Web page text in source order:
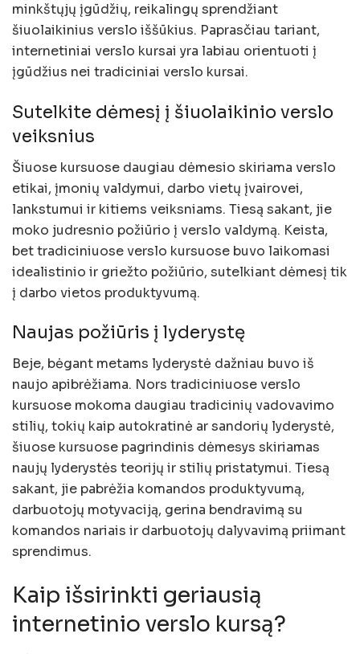
minkštųjų įgūdžių, reikalingų sprendžiant
šiuolaikinius verslo iššūkius. Paprasčiau tariant,
internetiniai verslo kursai yra labiau orientuoti į
įgūdžius nei tradiciniai verslo kursai.
Sutelkite dėmesį į šiuolaikinio verslo
veiksnius
Šiuose kursuose daugiau dėmesio skiriama verslo
etikai, įmonių valdymui, darbo vietų įvairovei,
lankstumui ir kitiems veiksniams. Tiesą sakant, jie
moko judresnio požiūrio į verslo valdymą. Keista,
bet tradiciniuose verslo kursuose buvo laikomasi
idealistinio ir griežto požiūrio, sutelkiant dėmesį tik
į darbo vietos produktyvumą.
Naujas požiūris į lyderystę
Beje, bėgant metams lyderystė dažniau buvo iš
naujo apibrėžiama. Nors tradiciniuose verslo
kursuose mokoma daugiau tradicinių vadovavimo
stilių, tokių kaip autokratinė ar sandorių lyderystė,
šiuose kursuose pagrindinis dėmesys skiriamas
naujų lyderystės teorijų ir stilių pristatymui. Tiesą
sakant, jie pabrėžia komandos produktyvumą,
darbuotojų motyvaciją, gerina bendravimą su
komandos nariais ir darbuotojų dalyvavimą priimant
sprendimus.
Kaip išsirinkti geriausią
internetinio verslo kursą?